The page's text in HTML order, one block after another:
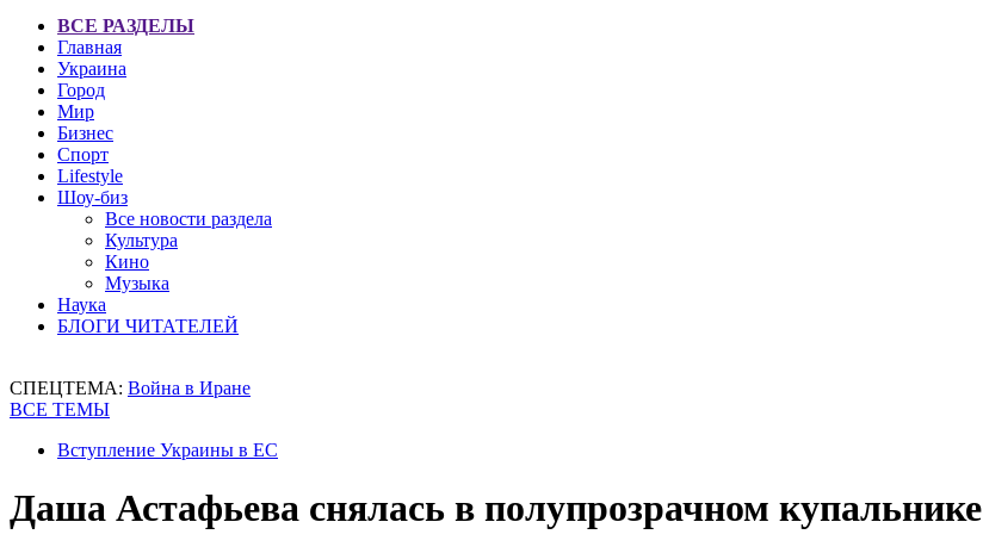
ВСЕ РАЗДЕЛЫ
Главная
Украина
Город
Мир
Бизнес
Спорт
Lifestyle
Шоу-биз
Все новости раздела
Культура
Кино
Музыка
Наука
БЛОГИ ЧИТАТЕЛЕЙ
СПЕЦТЕМА: Война в Иране
ВСЕ ТЕМЫ
Вступление Украины в ЕС
Даша Астафьева снялась в полупрозрачном купальнике